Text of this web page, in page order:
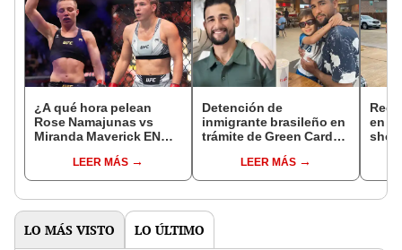
¿A qué hora pelean
Rose Namajunas vs
Miranda Maverick EN
HOY? Canal de TV y
pronóstico
LEER MÁS
Detención de
inmigrante brasileño en
trámite de Green Card
qué está siendo
retenido por ICE
LEER MÁS
en
LO MÁS VISTO LO ÚLTIMO